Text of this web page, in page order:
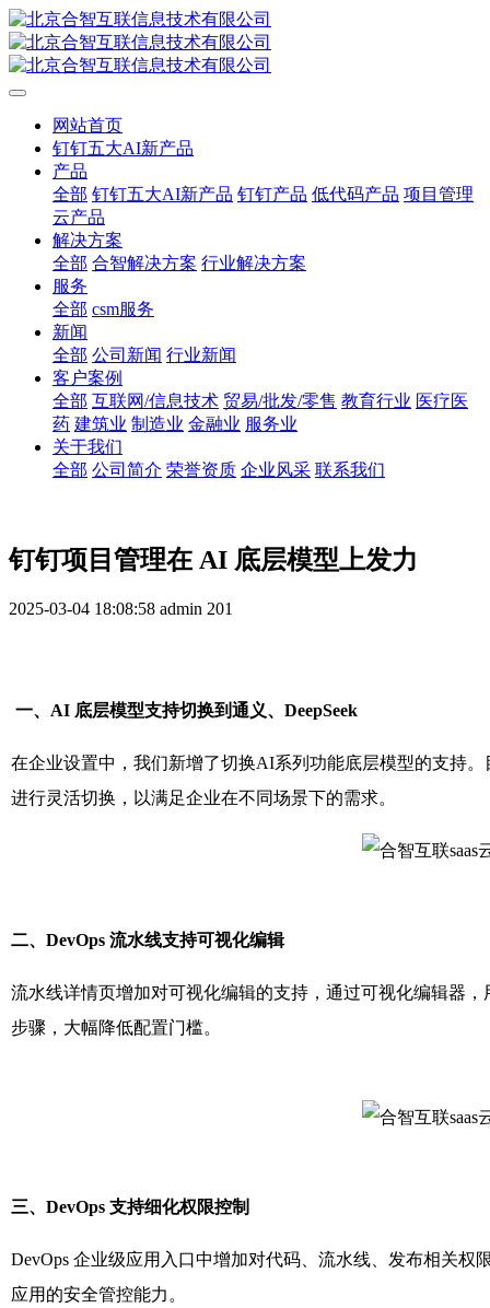
网站首页
钉钉五大AI新产品
产品
全部 钉钉五大AI新产品 钉钉产品 低代码产品 项目管理
云产品
解决方案
全部 合智解决方案 行业解决方案
服务
全部 csm服务
新闻
全部 公司新闻 行业新闻
客户案例
全部 互联网/信息技术 贸易/批发/零售 教育行业 医疗医
药 建筑业 制造业 金融业 服务业
关于我们
全部 公司简介 荣誉资质 企业风采 联系我们
钉钉项目管理在 AI 底层模型上发力
2025-03-04 18:08:58 admin 201
一、AI 底层模型支持切换到通义、DeepSeek
在企业设置中，我们新增了切换AI系列功能底层模型的支持。
进行灵活切换，以满足企业在不同场景下的需求。
二、DevOps 流水线支持可视化编辑
流水线详情页增加对可视化编辑的支持，通过可视化编辑器
步骤，大幅降低配置门槛。
三、DevOps 支持细化权限控制
DevOps 企业级应用入口中增加对代码、流水线、发布相关权
应用的安全管控能力。